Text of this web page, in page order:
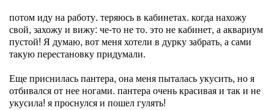
потом иду на работу. теряюсь в кабинетах. когда нахожу
свой, захожу и вижу: че-то не то. это не кабинет, а аквариум
пустой! Я думаю, вот меня хотели в дурку забрать, а сами
такую перестановку придумали.
Еще приснилась пантера, она меня пыталась укусить, но я
отбивался от нее ногами. пантера очень красивая и так и не
укусила! я проснулся и пошел гулять!